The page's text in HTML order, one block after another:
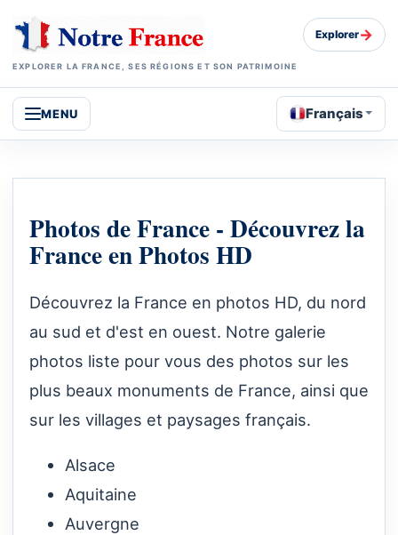
EXPLORER LA FRANCE, SES RÉGIONS ET SON PATRIMOINE
Explorer→
MENU Français
Photos de France - Découvrez la
France en Photos HD
Découvrez la France en photos HD, du nord
au sud et d'est en ouest. Notre galerie
photos liste pour vous des photos sur les
plus beaux monuments de France, ainsi que
sur les villages et paysages français.
Alsace
Aquitaine
Auvergne